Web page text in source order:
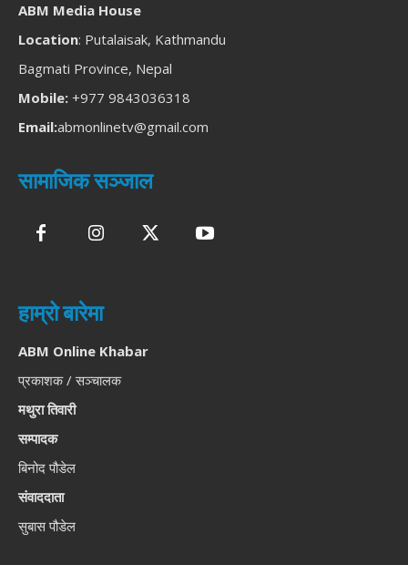
ABM Media House
Location: Putalaisak, Kathmandu
Bagmati Province, Nepal
Mobile: +977 9843036318
Email:abmonlinetv@gmail.com
सामाजिक सञ्जाल
हाम्रो बारेमा
ABM Online Khabar
प्रकाशक / सञ्चालक
मथुरा तिवारी
सम्पादक
बिनोद पौडेल
संवाददाता
सुबास पौडेल